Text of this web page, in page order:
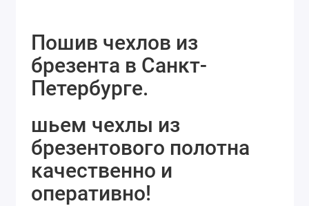
Пошив чехлов из
брезента в Санкт-
Петербурге.
шьем чехлы из
брезентового полотна
качественно и
оперативно!